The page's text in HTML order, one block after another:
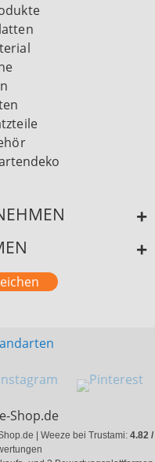
Shop.de
| Weeze bei Trustami: 4.82 /